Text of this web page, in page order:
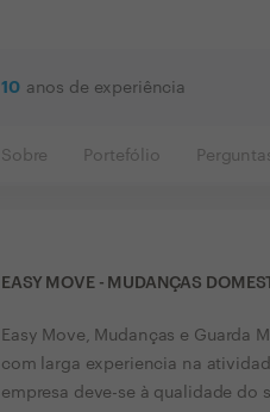
10 anos de experiência
Sobre Portefólio
EASY MOVE - MUDANÇAS
Easy Move, Mudanças e Guarda
com larga experiencia na
empresa deve-se à qualidade do